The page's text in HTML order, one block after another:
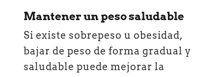
Mantener un peso saludable
Si existe sobrepeso u obesidad,
bajar de peso de forma gradual y
saludable puede mejorar la